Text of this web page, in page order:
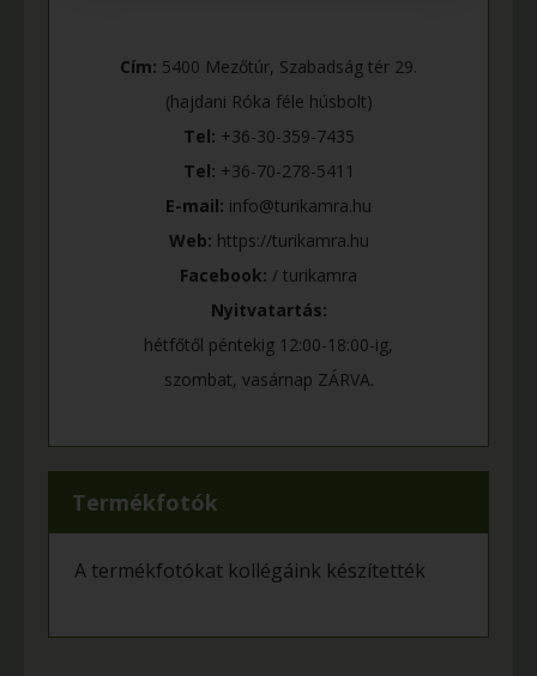
Cím: 5400 Mezőtúr, Szabadság tér 29.
(hajdani Róka féle húsbolt)
Tel: +36-30-359-7435
Tel: +36-70-278-5411
E-mail: info@turikamra.hu
Web: https://turikamra.hu
Facebook: / turikamra
Nyitvatartás:
hétfőtől péntekig 12:00-18:00-ig,
szombat, vasárnap ZÁRVA.
Termékfotók
A termékfotókat kollégáink készítették